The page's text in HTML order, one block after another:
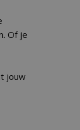
Of je
jouw